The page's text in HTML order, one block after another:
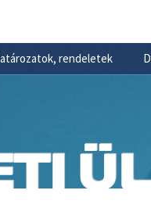
rendeletek